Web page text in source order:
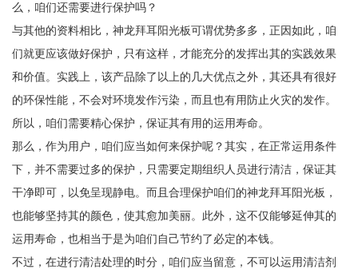
么，咱们还需要进行保护吗？
与其他的资料相比，神龙拜耳阳光板可谓优势多多，正因如此，咱
们就更应该做好保护，只有这样，才能充分的发挥出其的实践效果
和价值。实践上，该产品除了以上的几大优点之外，其还具有很好
的环保性能，不会对环境发作污染，而且也有用防止火灾的发作。
所以，咱们需要精心保护，保证其有用的运用寿命。
那么，作为用户，咱们应当如何来保护呢？其实，在正常运用条件
下，并不需要过多的保护，只需要定期组织人员进行清洁，保证其
干净即可，以免呈现静电。而且合理保护咱们的神龙拜耳阳光板，
也能够坚持其的颜色，使其愈加美丽。此外，这不仅能够延伸其的
运用寿命，也相当于是为咱们自己节约了必定的本钱。
不过，在进行清洁处理的时分，咱们应当留意，不可以运用清洁剂